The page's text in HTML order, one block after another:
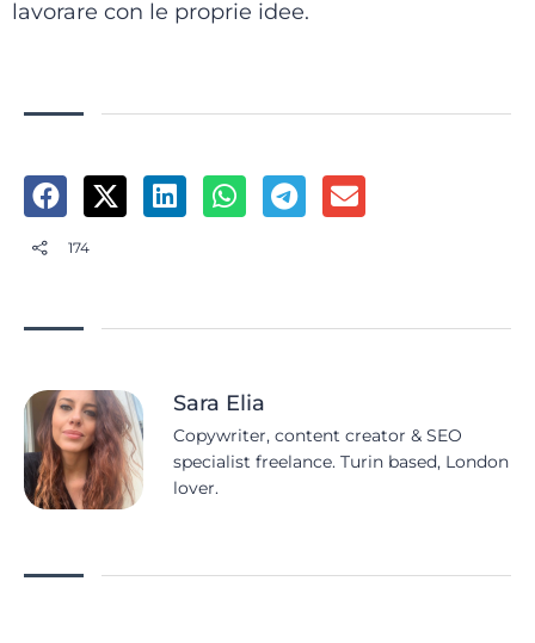
lavorare con le proprie idee.
174
Sara Elia
Copywriter, content creator & SEO
specialist freelance. Turin based, London
lover.